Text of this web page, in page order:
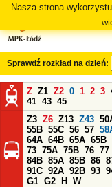
Nasza strona
Sprawdź rozkład na dzień:
Z Z1 Z2 0 1 2 3
41 43 45
Z3 Z6 Z13 Z43
55B 55C 56 57
64A 64B 65A 65B
73 75A 75B 76 77
84B 85A 85B 86
91C 92A 92B 93
G1 G2 H
W